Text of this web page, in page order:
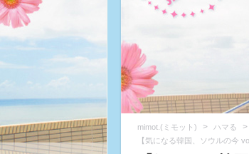
mimot.(ミモット) > ハマる >
【気になる韓国、ソウルの今